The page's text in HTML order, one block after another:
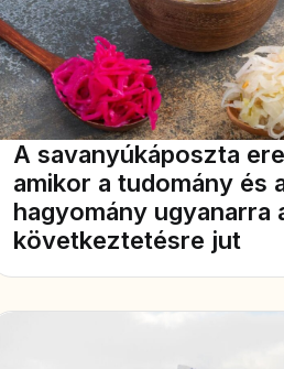
A savanyúkáposzta
amikor a tudomány és
hagyomány ugyanarra
következtetésre jut